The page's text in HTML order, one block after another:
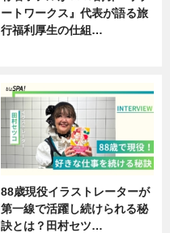
ートワークス』代表が語る旅
行福利厚生の仕組…
88歳現役イラストレーターが
第一線で活躍し続けられる秘
訣とは？田村セツ…